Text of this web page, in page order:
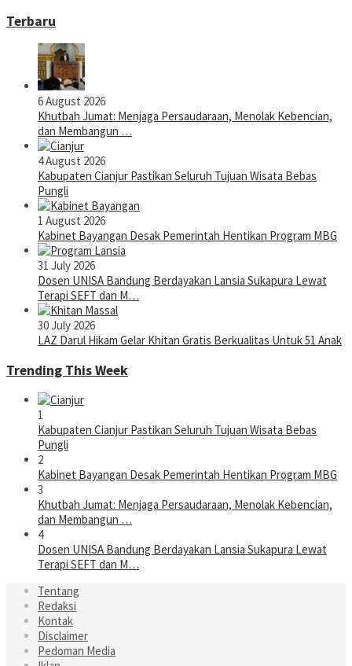
Terbaru
6 August 2026
Khutbah Jumat: Menjaga Persaudaraan, Menolak Kebencian,
dan Membangun …
4 August 2026
Kabupaten Cianjur Pastikan Seluruh Tujuan Wisata Bebas
Pungli
1 August 2026
Kabinet Bayangan Desak Pemerintah Hentikan Program MBG
31 July 2026
Dosen UNISA Bandung Berdayakan Lansia Sukapura Lewat
Terapi SEFT dan M…
30 July 2026
LAZ Darul Hikam Gelar Khitan Gratis Berkualitas Untuk 51 Anak
Trending This Week
1
Kabupaten Cianjur Pastikan Seluruh Tujuan Wisata Bebas
Pungli
2
Kabinet Bayangan Desak Pemerintah Hentikan Program MBG
3
Khutbah Jumat: Menjaga Persaudaraan, Menolak Kebencian,
dan Membangun …
4
Dosen UNISA Bandung Berdayakan Lansia Sukapura Lewat
Terapi SEFT dan M…
Tentang
Redaksi
Kontak
Disclaimer
Pedoman Media